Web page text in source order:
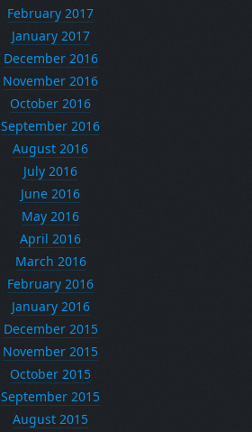
February 2017
January 2017
December 2016
November 2016
October 2016
September 2016
August 2016
July 2016
June 2016
May 2016
April 2016
March 2016
February 2016
January 2016
December 2015
November 2015
October 2015
September 2015
August 2015